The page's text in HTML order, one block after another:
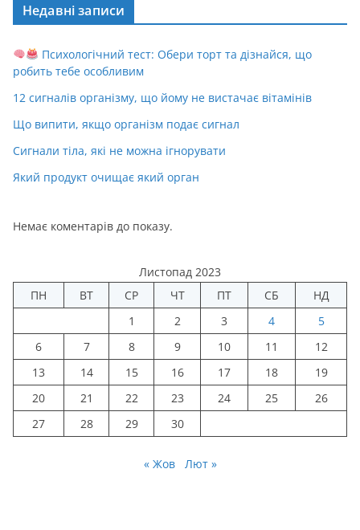
Недавні записи
Психологічний тест: Обери торт та дізнайся, що
робить тебе особливим
12 сигналів організму, що йому не вистачає вітамінів
Що випити, якщо організм подає сигнал
Сигнали тіла, які не можна ігнорувати
Який продукт очищає який орган
Немає коментарів до показу.
Листопад 2023
ПН
ВТ СР ЧТ ПТ СБ
НД
1
2 3 4
5
6
7 8 9 10 11
12
13
14 15 16 17 18
19
20
21 22 23 24 25
26
27
28 29 30
« Жов Лют »